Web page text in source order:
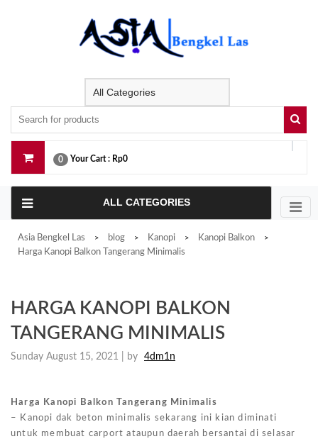
0 Your Cart : Rp0
ALL CATEGORIES
Asia Bengkel Las > blog > Kanopi > Kanopi Balkon >
Harga Kanopi Balkon Tangerang Minimalis
HARGA KANOPI BALKON
TANGERANG MINIMALIS
Sunday August 15, 2021 | by 4dm1n
Harga Kanopi Balkon Tangerang Minimalis
– Kanopi dak beton minimalis sekarang ini kian diminati
untuk membuat carport ataupun daerah bersantai di selasar